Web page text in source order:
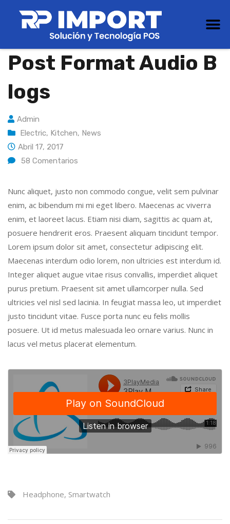
Post Format Audio B
Logs
Admin
Electric, Kitchen, News
Abril 17, 2017
58 Comentarios
Nunc aliquet, justo non commodo congue, velit sem pulvinar
enim, ac bibendum mi mi eget libero. Maecenas ac viverra
enim, et laoreet lacus. Etiam nisi diam, sagittis ac quam at,
posuere hendrerit eros. Praesent aliquam tincidunt tempor.
Lorem ipsum dolor sit amet, consectetur adipiscing elit.
Maecenas interdum odio lorem, non ultricies est interdum id.
Integer aliquet augue vitae risus convallis, imperdiet aliquet
purus pretium. Praesent sit amet ullamcorper nulla. Sed
ultricies vel nisl sed lacinia. In feugiat massa leo, ut imperdiet
justo tincidunt vitae. Fusce porta nunc eu felis mollis
posuere. Ut id metus malesuada leo ornare varius. Nunc in
lacus vel metus placerat elementum.
Headphone, Smartwatch